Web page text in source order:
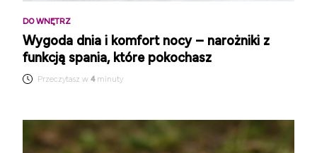
DO WNĘTRZ
Wygoda dnia i komfort nocy – narożniki z
funkcją spania, które pokochasz
Przeczytasz w 4minuty